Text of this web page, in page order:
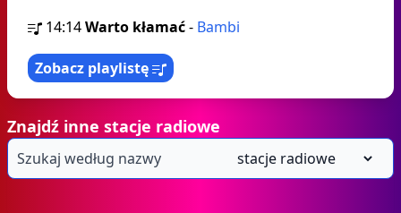
14:14Warto kłamać- Bambi
Zobacz playlistę
Znajdź inne stacje radiowe